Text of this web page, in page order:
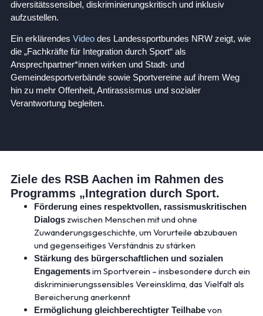
diversitätssensibel, diskriminierungskritisch und inklusiv
aufzustellen.
Ein erklärendes Video des Landessportbundes NRW zeigt, wie
die „Fachkräfte für Integration durch Sport“ als
Ansprechpartner*innen wirken und Stadt- und
Gemeindesportverbände sowie Sportvereine auf ihrem Weg
hin zu mehr Offenheit, Antirassismus und sozialer
Verantwortung begleiten.
Ziele des RSB Aachen im Rahmen des
Programms „Integration durch Sport.
Förderung eines respektvollen, rassismuskritischen
Dialogs zwischen Menschen mit und ohne
Zuwanderungsgeschichte, um Vorurteile abzubauen
und gegenseitiges Verständnis zu stärken
Stärkung des bürgerschaftlichen und sozialen
Engagementsim Sportverein – insbesondere durch ein
diskriminierungssensibles Vereinsklima, das Vielfalt als
Bereicherung anerkennt
Ermöglichung gleichberechtigter Teilhabevon